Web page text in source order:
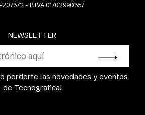
NEWSLETTER
perderte las novedades y eventos
de Tecnografica!
207372 - P.IVA 01702990357